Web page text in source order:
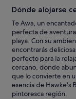
Dónde alojarse
Te Awa, un
perfecta de
playa. Con su
encontrarás
perfecto para la
cercano, donde
que lo convierte en
esencia de Hawke's
pintoresca región.